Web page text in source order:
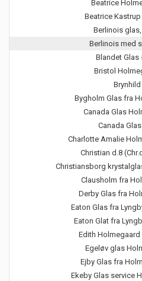
Beatrice
Beatrice
Berlinois
Berlinois med
Blandet Glas
Bristol
Brynhild
Bygholm Glas fra
Canada Glas
Canada
Charlotte Amalie
Christian d.8
Christiansborg
Clausholm fra
Derby Glas fra
Eaton Glas fra
Eaton Glat fra
Edith
Egeløv glas
Ejby Glas fra
Ekeby Glas service